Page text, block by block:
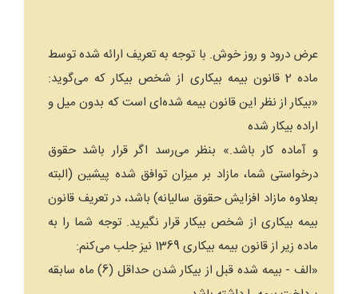
عرض درود و روز خوش. با توجه به تعریف ارائه شده توسط
ماده 2 قانون بیمه بیکاری از شخص بیکار که می‌گوید:
«بیکار از نظر این قانون بیمه شده‌ای است که بدون میل و
اراده بیکار شده
و آماده کار باشد.» بنظر می‌رسد اگر قرار باشد حقوق
درخواستی شما، مازاد بر میزان توافق شده پیشین (البته
بعلاوه مازاد افزایش حقوق سالیانه) باشد، در تعریف قانون
بیمه بیکاری از شخص بیکار قرار نگیرید. توجه شما را به
ماده زیر از قانون بیمه بیکاری 1369 نیز جلب می‌کنم:
«‌الف - بیمه شده قبل از بیکار شدن حداقل (6) ماه سابقه